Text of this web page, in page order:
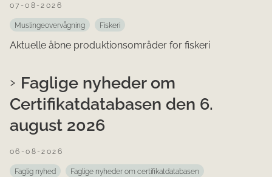
07-08-2026
Muslingeovervågning Fiskeri
Aktuelle åbne produktionsområder for fiskeri
Faglige nyheder om
Certifikatdatabasen den 6.
august 2026
06-08-2026
Faglig nyhed Faglige nyheder om certifikatdatabasen